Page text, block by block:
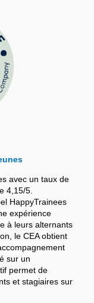
avec un taux de
4,15/5.
HappyTrainees
expérience
à leurs alternants
le CEA obtient
sur un
permet de
et stagiaires sur